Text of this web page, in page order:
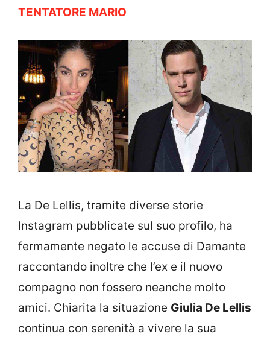
TENTATORE MARIO
La De Lellis, tramite diverse storie
Instagram pubblicate sul suo profilo, ha
fermamente negato le accuse di Damante
raccontando inoltre che l’ex e il nuovo
compagno non fossero neanche molto
amici. Chiarita la situazione Giulia De Lellis
continua con serenità a vivere la sua